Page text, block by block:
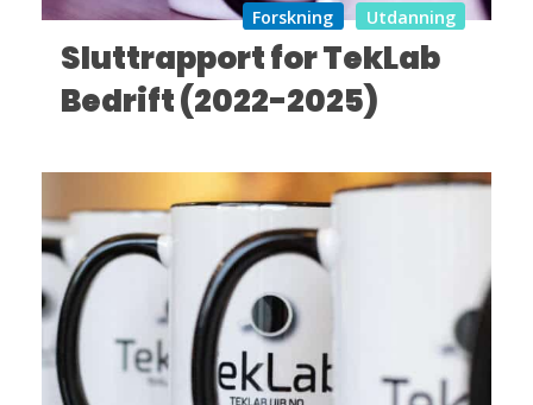
Forskning Utdanning
Sluttrapport for TekLab
Bedrift (2022-2025)